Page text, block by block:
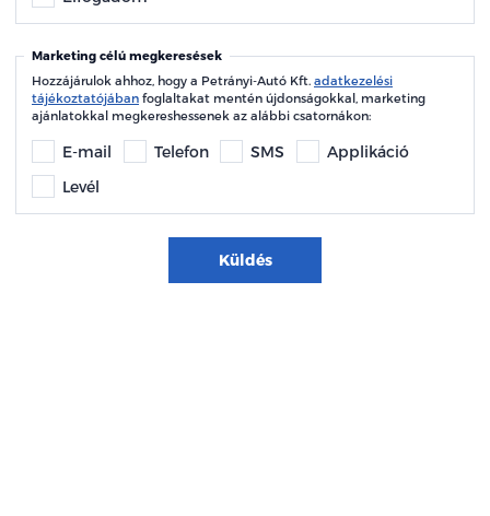
Marketing célú megkeresések
Hozzájárulok ahhoz, hogy a Petrányi-Autó Kft. adatkezelési
tájékoztatójában foglaltakat mentén újdonságokkal, marketing
ajánlatokkal megkereshessenek az alábbi csatornákon:
E-mail Telefon SMS
Applikáció
Levél
Küldés